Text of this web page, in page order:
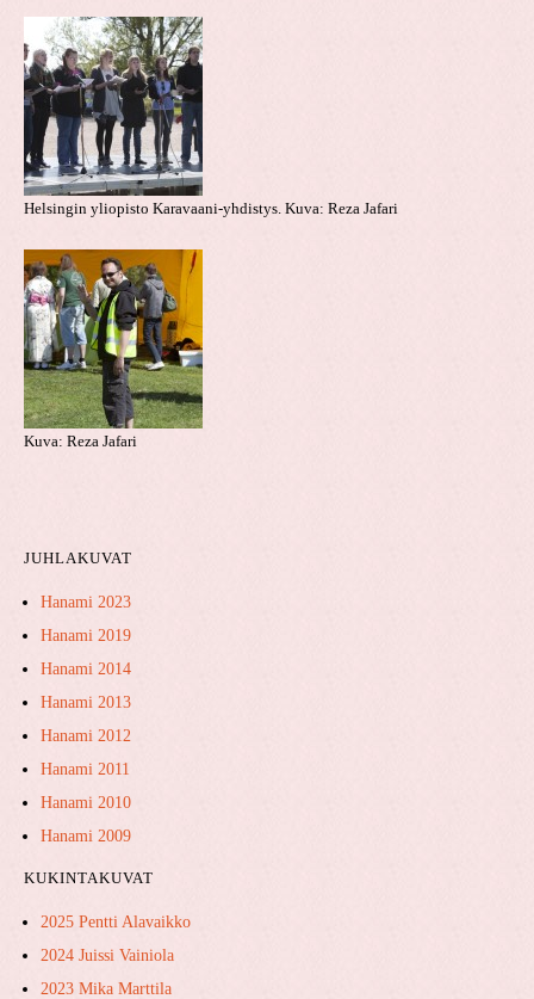
Helsingin yliopisto Karavaani-yhdistys. Kuva: Reza Jafari
Kuva: Reza Jafari
JUHLAKUVAT
Hanami 2023
Hanami 2019
Hanami 2014
Hanami 2013
Hanami 2012
Hanami 2011
Hanami 2010
Hanami 2009
KUKINTAKUVAT
2025 Pentti Alavaikko
2024 Juissi Vainiola
2023 Mika Marttila